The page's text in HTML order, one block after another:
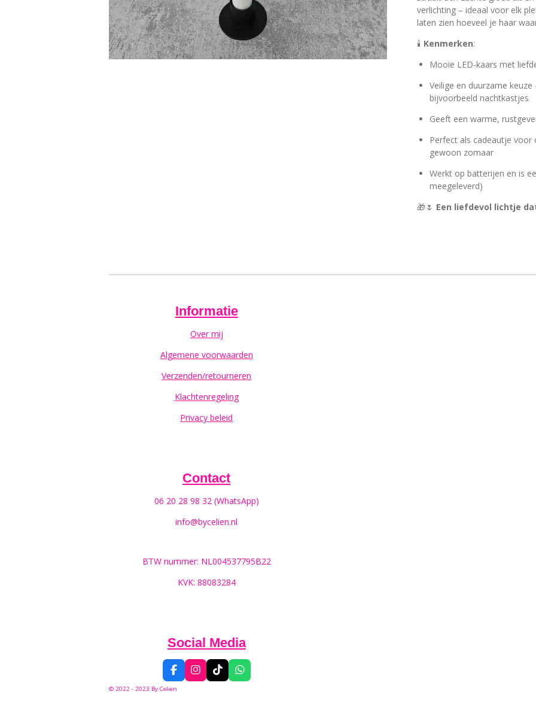
verlichting – ideaal voor elk
laten zien hoeveel je haar
🕯️ Kenmerken:
Mooie LED-kaars met
Veilige en duurzame
bijvoorbeeld nachtkastjes
Geeft een warme,
Perfect als cadeautje voor
gewoon zomaar
Werkt op batterijen en is
meegeleverd)
🎁🌷 Een liefdevol lichtje
Informatie
Over mij
Algemene voorwaarden
Verzenden/retourneren
Klachtenregeling
Privacy beleid
Contact
06 20 28 98 32 (WhatsApp)
info@bycelien.nl
BTW nummer: NL004537795B22
KVK: 88083284
Social Media
F
a
c
I
n
T
i
W
h
© 2022 - 2023 By Celien